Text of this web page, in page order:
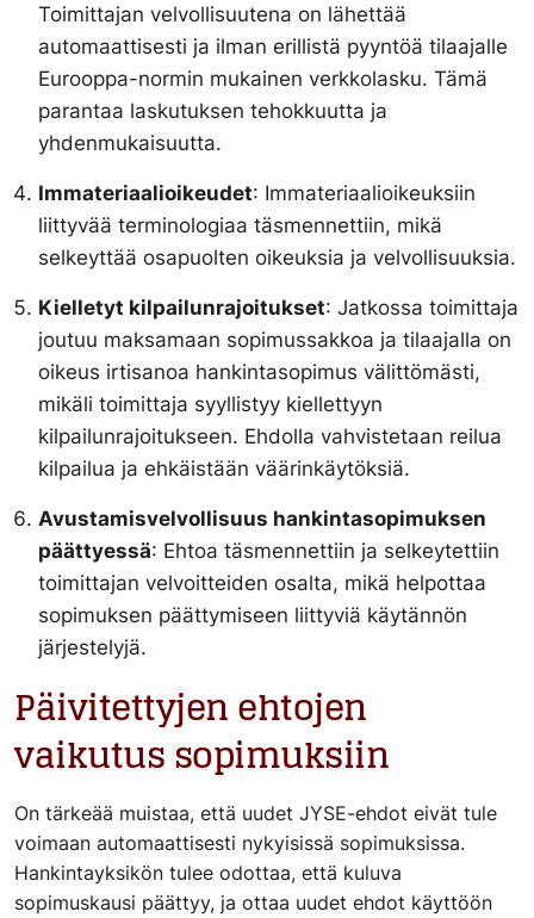
Toimittajan velvollisuutena on lähettää
automaattisesti ja ilman erillistä pyyntöä tilaajalle
Eurooppa-normin mukainen verkkolasku. Tämä
parantaa laskutuksen tehokkuutta ja
yhdenmukaisuutta.
Immateriaalioikeudet: Immateriaalioikeuksiin
liittyvää terminologiaa täsmennettiin, mikä
selkeyttää osapuolten oikeuksia ja velvollisuuksia.
Kielletyt kilpailunrajoitukset: Jatkossa toimittaja
joutuu maksamaan sopimussakkoa ja tilaajalla on
oikeus irtisanoa hankintasopimus välittömästi,
mikäli toimittaja syyllistyy kiellettyyn
kilpailunrajoitukseen. Ehdolla vahvistetaan reilua
kilpailua ja ehkäistään väärinkäytöksiä.
Avustamisvelvollisuus hankintasopimuksen
päättyessä: Ehtoa täsmennettiin ja selkeytettiin
toimittajan velvoitteiden osalta, mikä helpottaa
sopimuksen päättymiseen liittyviä käytännön
järjestelyjä.
Päivitettyjen ehtojen
vaikutus sopimuksiin
On tärkeää muistaa, että uudet JYSE-ehdot eivät tule
voimaan automaattisesti nykyisissä sopimuksissa.
Hankintayksikön tulee odottaa, että kuluva
sopimuskausi päättyy, ja ottaa uudet ehdot käyttöön